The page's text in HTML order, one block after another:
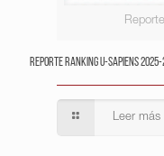
Reporte Ranking U-Sapiens 2025-
Leer más